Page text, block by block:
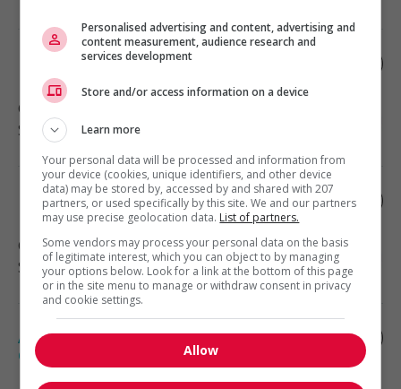
Inhalothérapeute
Gaspé
Santé
Inhalothérapeute
Gaspé, QC
Santé
Agent(e) de relations humaines — région
de l'abitibi
Personalised advertising and content, advertising and
content measurement, audience research and
services development
Store and/or access information on a device
Learn more
Your personal data will be processed and information from
your device (cookies, unique identifiers, and other device
data) may be stored by, accessed by and shared with 207
partners, or used specifically by this site. We and our partners
may use precise geolocation data. List of partners.
Some vendors may process your personal data on the basis
of legitimate interest, which you can object to by managing
your options below. Look for a link at the bottom of this page
or in the site menu to manage or withdraw consent in privacy
and cookie settings.
Allow